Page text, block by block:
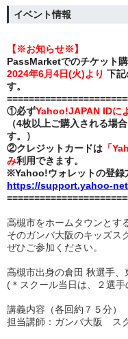
イベント情報
【※お知らせ※】
PassMarketでのチケット購
2024年6月4日(火)より 下記
す。
①必ずYahoo!JAPAN IDに
（4枚以上ご購入される場合
す。）
②クレジットカードは 「
み利用できます。
※Yahoo!ウォレットの登録
https://support.yahoo-
高槻市をホームタウンとす
そのガンバ大阪のキッズス
ぜひご参加ください。
高槻市出身の倉田 秋選手、
(＊スクール当日は、２選
講義内容（各回約７５分）
担当講師：ガンバ大阪 ス